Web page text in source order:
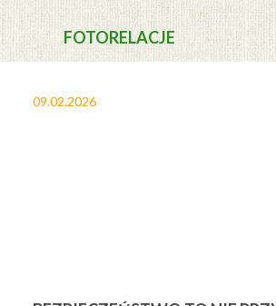
FOTORELACJE
09.02.2026